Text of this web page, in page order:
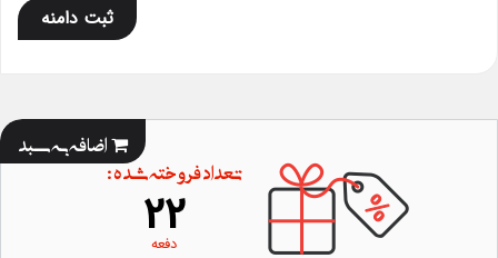
ثبت دامنه
اضافه به سبد
تعداد فروخته شده :
22
دفعه